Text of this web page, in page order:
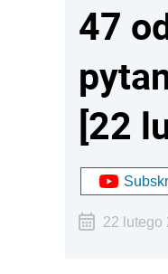
47
[22
22 lutego